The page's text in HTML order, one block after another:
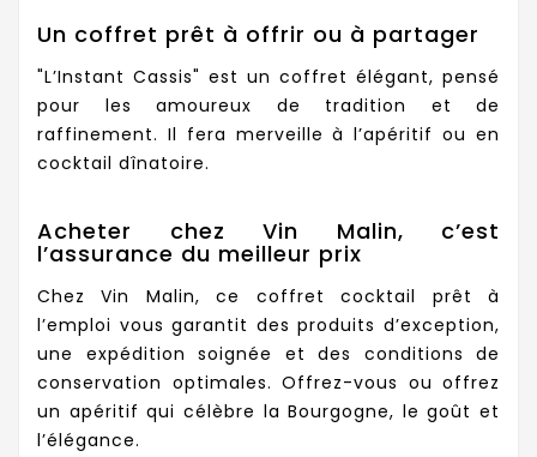
Un coffret prêt à offrir ou à partager
"L’Instant Cassis" est un coffret élégant, pensé
pour les amoureux de tradition et de
raffinement. Il fera merveille à l’apéritif ou en
cocktail dînatoire.
Acheter chez Vin Malin, c’est
l’assurance du meilleur prix
Chez Vin Malin, ce coffret cocktail prêt à
l’emploi vous garantit des produits d’exception,
une expédition soignée et des conditions de
conservation optimales. Offrez-vous ou offrez
un apéritif qui célèbre la Bourgogne, le goût et
l’élégance.